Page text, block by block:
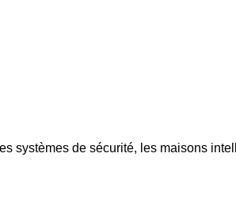
systèmes de sécurité, les maisons